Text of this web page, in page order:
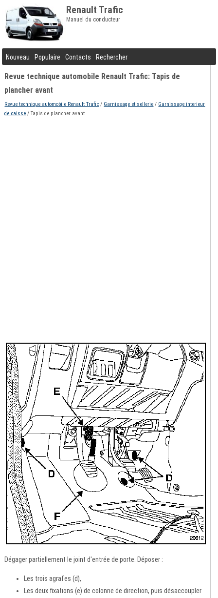
Renault Trafic
Manuel du conducteur
Nouveau Populaire Contacts Rechercher
Revue technique automobile Renault Trafic: Tapis de
plancher avant
Revue technique automobile Renault Trafic / Garnissage et sellerie / Garnissage interieur
de caisse / Tapis de plancher avant
Dégager partiellement le joint d'entrée de porte. Déposer :
Les trois agrafes (d),
Les deux fixations (e) de colonne de direction, puis désaccoupler